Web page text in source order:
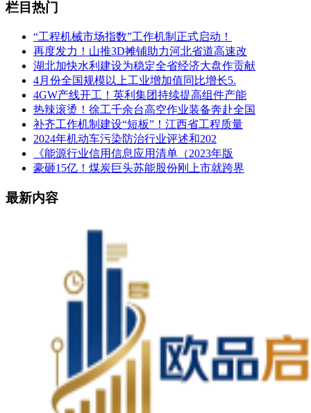
栏目热门
“工程机械市场指数”工作机制正式启动！
再度发力！山推3D摊铺助力河北省道高速改
湖北加快水利建设为稳定全省经济大盘作贡献
4月份全国规模以上工业增加值同比增长5.
4GW产线开工！英利集团持续提高组件产能
热辣滚烫！徐工千余台高空作业装备奔赴全国
补齐工作机制建设“短板”！江西省工程质量
2024年机动车污染防治行业评述和202
《能源行业信用信息应用清单（2023年版
豪砸15亿！煤炭巨头苏能股份刚上市就跨界
最新内容